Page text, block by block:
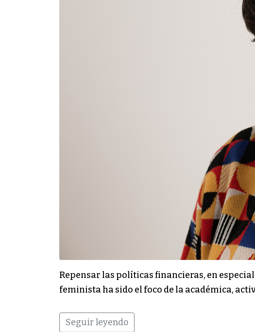
Repensar las políticas financieras, en
feminista ha sido el foco de la académica,
Seguir leyendo